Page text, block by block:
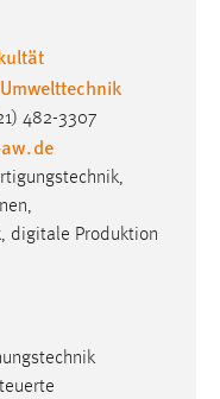
482-3307
.de
digitale Produktion